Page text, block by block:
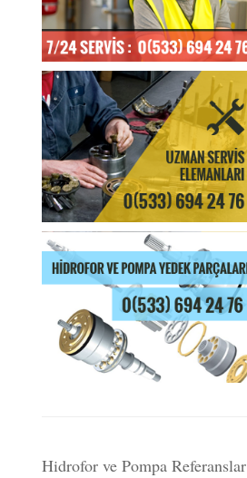
Hidrofor ve Pompa Referanslar